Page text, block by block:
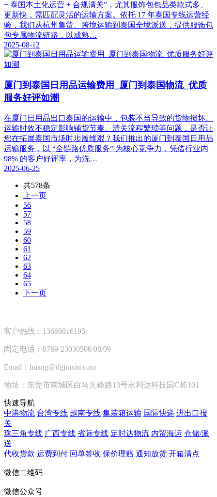
+ 泰国本土化运营 + 合规清关”，尤其服饰包包品类款式多、
更新快，需匹配灵活的运输方案。依托 17 年泰国专线运营经
验，我们从杭州集货、跨境运输到泰国全境派送，提供服饰包
包专属物流链路，以成熟…
2025-08-12
厦门到泰国日用品运输费用_厦门到泰国物流_优质
服务好评如潮​
在厦门日用品出口泰国的运输中，包装不当导致的货物损坏、
运输时效不稳定影响铺货节奏、清关流程繁琐等问题，是否让
您在拓展泰国市场时步履维艰？我们推出的厦门到泰国日用品
运输服务，以 “全链路优质服务” 为核心竞争力，凭借行业内
98% 的客户好评率，为洗…
2025-06-25
共578条
上一页
56
57
58
59
60
61
62
63
64
65
下一页
客户热线：13669816195
固定电话：0769-23030506/08/09
Email：huang@dgjinxiu.com
地址：东莞市南城区白马先锋路13号永利达科技园C栋101
快速导航
中港物流 台湾专线 越南专线 集装箱运输 国际快递 进出口报
关
珠三角专线 广西专线 省际专线 定时达物流 内贸海运 仓储/派
送
代收货款 运费到付 回单签收 保价理赔 通知放货 开箱清点
微信二维码
微信公众号